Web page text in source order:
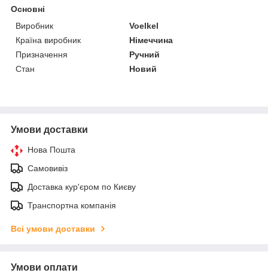
Основні
Виробник
Voelkel
Країна виробник
Німеччина
Призначення
Ручний
Стан
Новий
Умови доставки
Нова Пошта
Самовивіз
Доставка кур'єром по Києву
Транспортна компанія
Всі умови доставки
Умови оплати